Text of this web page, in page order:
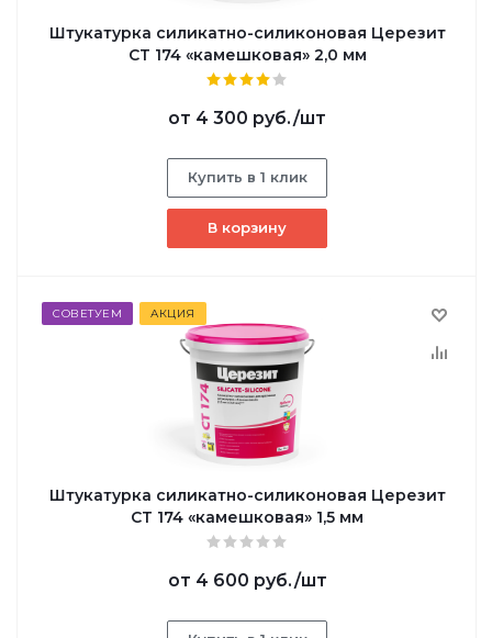
Штукатурка силикатно-силиконовая Церезит
СТ 174 «камешковая» 2,0 мм
от 4 300 руб./шт
Купить в 1 клик
В корзину
СОВЕТУЕМ АКЦИЯ
Штукатурка силикатно-силиконовая Церезит
СТ 174 «камешковая» 1,5 мм
от 4 600 руб./шт